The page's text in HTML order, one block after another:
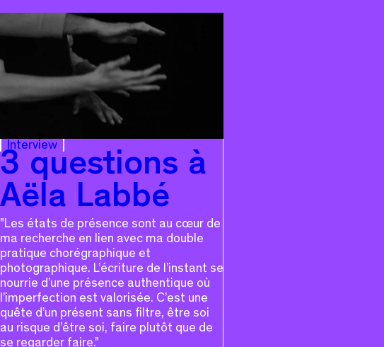
Interview
3 questions à
Aëla Labbé
"Les états de présence sont au cœur de
ma recherche en lien avec ma double
pratique chorégraphique et
photographique. L’écriture de l’instant se
nourrie d’une présence authentique où
l’imperfection est valorisée. C’est une
quête d’un présent sans filtre, être soi
au risque d’être soi, faire plutôt que de
se regarder faire."